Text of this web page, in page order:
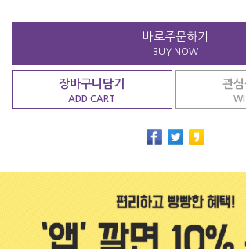
바로주문하기
BUY NOW
장바구니담기
ADD CART
관